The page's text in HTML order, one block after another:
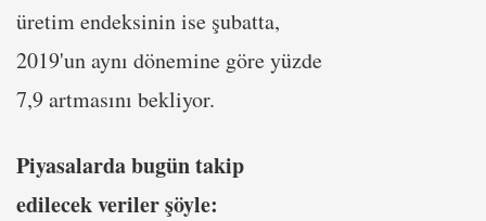
üretim endeksinin ise şubatta,
2019'un aynı dönemine göre yüzde
7,9 artmasını bekliyor.
Piyasalarda bugün takip
edilecek veriler şöyle: